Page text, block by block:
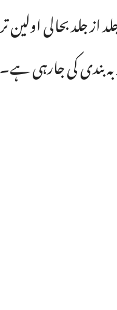
از جلد بحالی
بندی کی جارہی